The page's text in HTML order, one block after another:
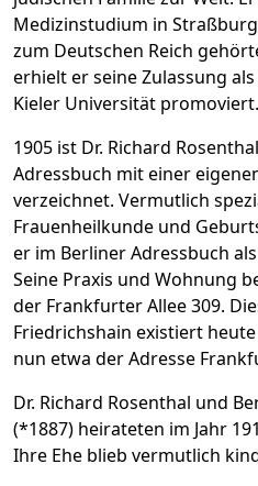
Medizinstudium in
zum Deutschen Reich
erhielt er seine Zulassung
Kieler Universität promoviert.
1905 ist Dr. Richard
Adressbuch mit einer
verzeichnet. Vermutlich
Frauenheilkunde und
er im Berliner Adressbuch
Seine Praxis und Wohnung
der Frankfurter Allee 309.
Friedrichshain existiert
nun etwa der Adresse
Dr. Richard Rosenthal und
(*1887) heirateten im Jahr
Ihre Ehe blieb vermutlich